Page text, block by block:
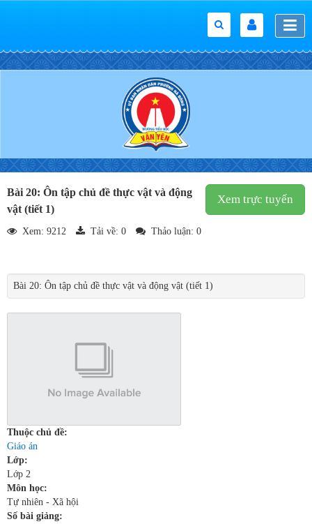
Xem trực tuyến
Bài 20: Ôn tập chủ đề thực vật và động
vật (tiết 1)
Xem: 9212 Tải về: 0 Thảo luận: 0
Bài 20: Ôn tập chủ đề thực vật và động vật (tiết 1)
Thuộc chủ đề:
Giáo án
Lớp:
Lớp 2
Môn học:
Tự nhiên - Xã hội
Số bài giảng: